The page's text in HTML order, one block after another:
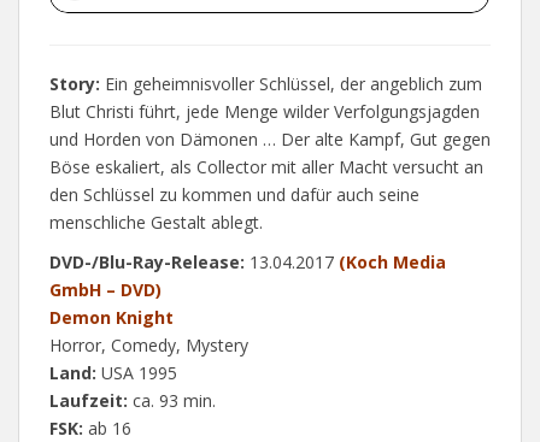
Story: Ein geheimnisvoller Schlüssel, der angeblich zum
Blut Christi führt, jede Menge wilder Verfolgungsjagden
und Horden von Dämonen … Der alte Kampf, Gut gegen
Böse eskaliert, als Collector mit aller Macht versucht an
den Schlüssel zu kommen und dafür auch seine
menschliche Gestalt ablegt.
DVD-/Blu-Ray-Release: 13.04.2017 (Koch Media
GmbH – DVD)
Demon Knight
Horror, Comedy, Mystery
Land: USA 1995
Laufzeit: ca. 93 min.
FSK: ab 16